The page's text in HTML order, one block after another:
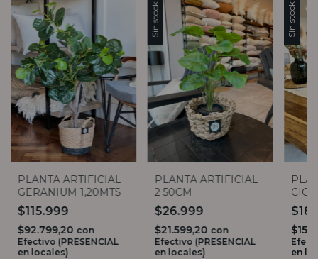
PLANTA ARTIFICIAL
GERANIUM 1,20MTS
$115.999
$92.799,20 con
Efectivo (PRESENCIAL
en locales)
Sin stock
PLANTA ARTIFICIAL
2 50CM
$26.999
$21.599,20 con
Efectivo (PRESENCIAL
en locales)
Sin stock
en